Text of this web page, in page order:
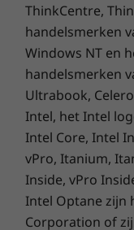
Omdat
zitten
De
beveiliging en
Wat zit er in de
ThinkCentre N30a
90 W
Draadloos of
Draadloze of
Beknopte
Specificaties kunnen per
ThinkCentre,
handelsmerken
Windows NT en
handelsmerken
Ultrabook,
Intel, het Intel
Intel Core, Intel
vPro, Itanium,
Inside, vPro
Intel Optane zijn
Corporation of